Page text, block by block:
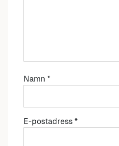
Namn *
E-postadress *